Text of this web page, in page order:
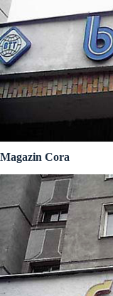
Magazin Cora